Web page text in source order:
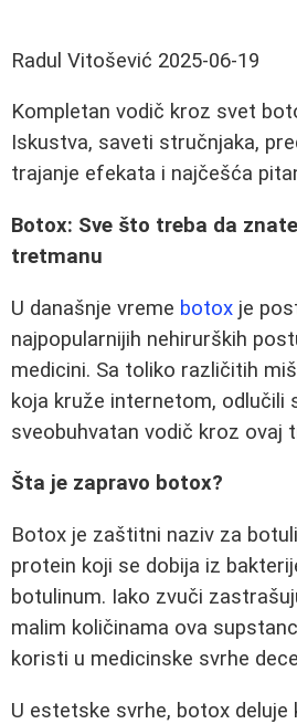
Radul Vitošević 2025-06-19
Kompletan vodič kroz svet
Iskustva, saveti stručnjaka,
trajanje efekata i najčešća
Botox: Sve što treba da
tretmanu
U današnje vreme botox je
najpopularnijih nehirurških
medicini. Sa toliko različitih
koja kruže internetom, odlučili
sveobuhvatan vodič kroz ovaj
Šta je zapravo botox?
Botox je zaštitni naziv za
protein koji se dobija iz
botulinum. Iako zvuči
malim količinama ova
koristi u medicinske svrhe
U estetske svrhe, botox deluje